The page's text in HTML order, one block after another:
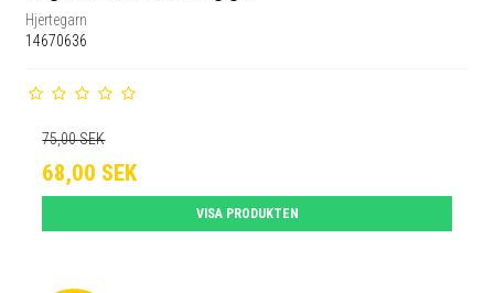
Hjertegarn
14670636
75,00 SEK
68,00 SEK
VISA PRODUKTEN